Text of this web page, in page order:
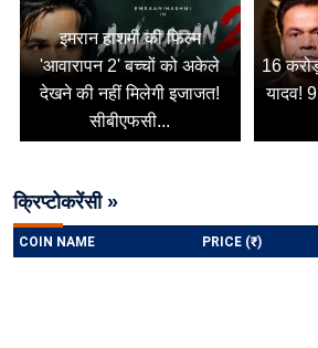
इमरान हाशमी की फिल्म
'आवारापन 2' बच्चों को अकेले
देखने की नहीं मिलेगी इजाजत!
सीबीएफसी...
16
यादव!
क्रिप्टोकरेंसी »